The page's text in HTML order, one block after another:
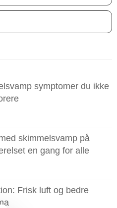
symptomer du ikke
skimmelsvamp på
en gang for alle
Frisk luft og bedre